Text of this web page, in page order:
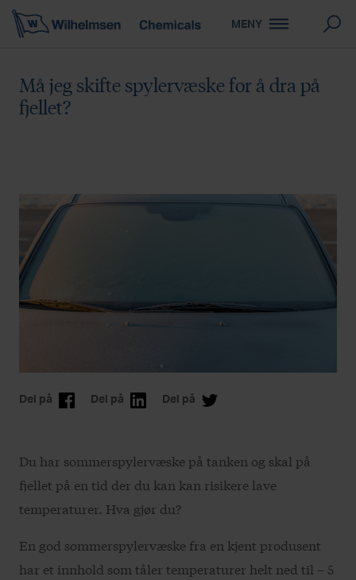
MENY
Må jeg skifte spylervæske for å dra på
fjellet?
Del på Del på Del på
Du har sommerspylervæske på tanken og skal på
fjellet på en tid der du kan kan risikere lave
temperaturer. Hva gjør du?
En god sommerspylervæske fra en kjent produsent
har et innhold som tåler temperaturer helt ned til – 5